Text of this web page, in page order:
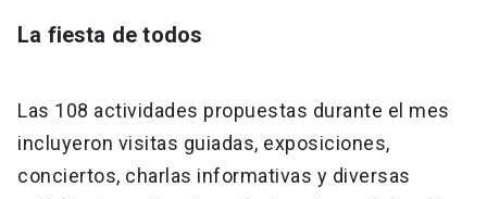
La fiesta de todos
Las 108 actividades propuestas durante el mes
incluyeron visitas guiadas, exposiciones,
conciertos, charlas informativas y diversas